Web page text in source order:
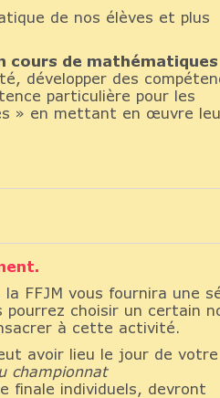
de nos élèves et plus
cours de mathématiques
développer des
particulière pour les
» en mettant en œuvre
la FFJM vous fournira une
choisir un certain
à cette activité.
avoir lieu le jour de
championnat
finale individuels, devront